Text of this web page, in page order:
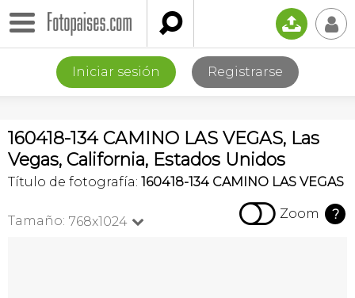
 📤 👤
Iniciar sesión Registrarse
160418-134 CAMINO LAS VEGAS, Las
Vegas, California, Estados Unidos
Título de fotografía: 160418-134 CAMINO LAS VEGAS
Tamaño: 768x1024   Zoom ?